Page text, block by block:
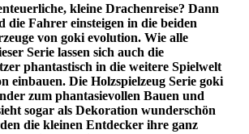
kleine Drachenreise? Dann
die Fahrer einsteigen in die beiden
von goki evolution. Wie alle
Serie lassen sich auch die
phantastisch in die weitere Spielwelt
einbauen. Die Holzspielzeug Serie goki
zum phantasievollen Bauen und
sogar als Dekoration wunderschön
die kleinen Entdecker ihre ganz